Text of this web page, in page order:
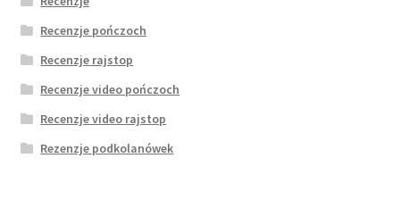
Recenzje pończoch
Recenzje rajstop
Recenzje video pończoch
Recenzje video rajstop
Rezenzje podkolanówek